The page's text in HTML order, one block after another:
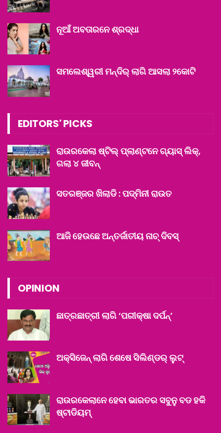
ନୂଆଁ ଅବତାରନେ ଶ୍ରଦ୍ଧା
ସମଲେଶ୍ୱରୀ ମନ୍ଦିର୍‌ ଲାଗି ଆସଲା ୨କୋଟି
EDITORS' PICKS
ରାଉରକେଲା ଷ୍ଟିଲ୍ ପ୍ଲାଣ୍ଟନେ ଗ୍ୟାସ୍ ଲିକ୍‌,
ଗଲା ୪ ଜୀବନ୍‌
ସତରଞ୍ଜର ଖିଲାଡି : ପଦ୍ମିନୀ ରାଉତ
ଆଜି ହେଉଛେ ଅନ୍ତର୍ଜାତୀୟ ନାଚ୍ ଦିବସ୍
OPINION
ଛାତ୍ରଛାତ୍ରୀ ଲାଗି ‘ପରୀକ୍ଷା ଦର୍ପନ୍‌’
ଅକ୍ସିଜେନ୍ ଲାଗି ଶେଷେ ସିଲିଣ୍ଡର୍ ଲୁଟ୍
ରାଉରକେଲାନେ ହେବା ଭାରତର ସବୁନୁ ବଡ ହକି
ଷ୍ଟାଡିୟମ୍